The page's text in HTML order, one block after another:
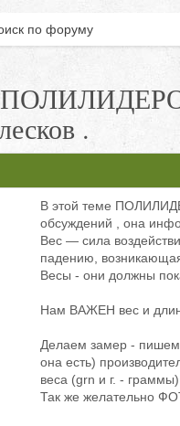
по форуму
.
В этой теме
обсуждений , она
Вес — сила
падению,
Весы - они должны
Нам ВАЖЕН вес и
Делаем замер - пишем
она есть)
веса (grn и г. -
Так же желательно